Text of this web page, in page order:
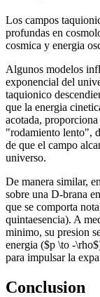
Los campos
profundas en
cosmica y energia
Algunos modelos
exponencial del
taquionico
que la energia
acotada,
"rodamiento lento",
de que el campo
universo.
De manera similar,
sobre una D-brana
que se comporta
quintaesencia). A
minimo, su presion
energia ($p \to -
para impulsar la
Conclusion